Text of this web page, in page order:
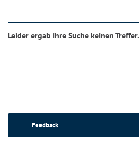
Leider ergab ihre Suche keinen Treffer.
Feedback